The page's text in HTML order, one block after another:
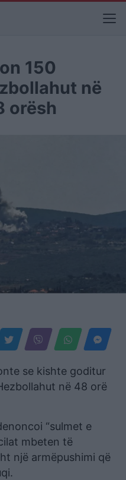
150
në
orësh
se kishte goditur
në 48 orë
“sulmet e
mbeten të
një armëpushimi që